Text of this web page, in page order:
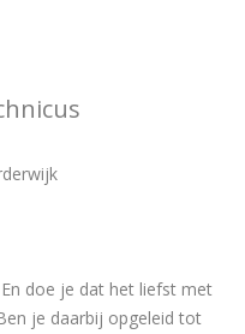
doe je dat het liefst met
je daarbij opgeleid tot